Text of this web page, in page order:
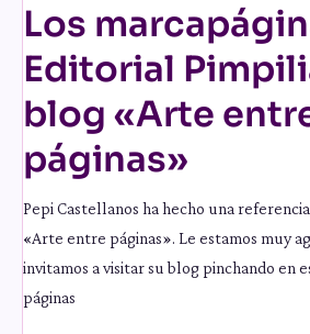
Los
Editorial
blog «Arte
páginas»
Pepi Castellanos ha hecho una
«Arte entre páginas». Le estamos muy
invitamos a visitar su blog pinchando en
páginas